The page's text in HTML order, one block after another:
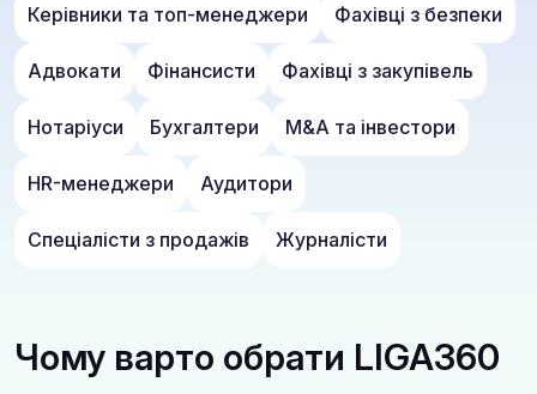
Керівники та топ-менеджери Фахівці з безпеки
Адвокати Фінансисти Фахівці з закупівель
Нотаріуси Бухгалтери M&A та інвестори
HR-менеджери Аудитори
Спеціалісти з продажів Журналісти
Чому варто обрати LIGA360